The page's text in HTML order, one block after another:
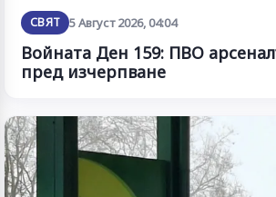
СВЯТ 5 Август 2026, 04:04
Войната Ден 159: ПВО
пред изчерпване